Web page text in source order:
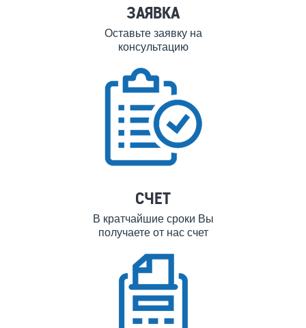
ЗАЯВКА
Оставьте заявку на
консультацию
СЧЕТ
В кратчайшие сроки Вы
получаете от нас счет